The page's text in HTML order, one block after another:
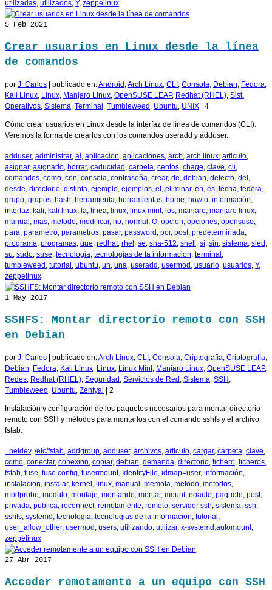
utilizadas, utilizados, Y, zeppelinux
5 Feb 2021
Crear usuarios en Linux desde la línea
de comandos
por J. Carlos publicado en:Android ,Arch Linux, CLI , Consola, Debian, Fedora,
Kali Linux, Linux, Manjaro Linux, OpenSUSE LEAP, Redhat (RHEL), Sist.
Operativos, Sistema, Terminal , Tumbleweed , Ubuntu, UNIX 4
Cómo crear usuarios en Linux desde la interfaz de línea de comandos (CLI).
Veremos la forma de crearlos con los comandos useradd y adduser.
adduser, administrar, al , aplicacion, aplicaciones, arch, arch linux, articulo,
asignar, asignarlo, borrar, caducidad , carpeta, centos, chage, clave, cli,
comandos, como, con, consola, contraseña, crear, de, debian, defecto, del ,
desde, directorio, distinta, ejemplo, ejemplos, el , eliminar, en, es, fecha, fedora,
grupo, grupos, hash, herramienta, herramientas, home, howto, información,
interfaz, kali, kali linux, la, linea, linux, linux mint, los, manjaro, manjaro linux,
manual , mas, metodo, modificar, no, normal , O, opcion, opciones, opensuse,
para, parametro, parametros, pasar, password , por, post, predeterminada,
programa, programas, que, redhat, rhel , se, sha-512, shell , si, sin, sistema, sled ,
su, sudo, suse, tecnologia, tecnologias de la informacion, terminal ,
tumbleweed , tutorial , ubuntu, un, una, useradd , usermod , usuario, usuarios, Y,
zeppelinux
1 May 2017
SSHFS: Montar directorio remoto con SSH
en Debian
por J. Carlos | publicado en:Arch Linux CLI Consola Criptografía Criptografía
Debian Fedora Kali Linux Linux Linux Mint, Manjaro Linux OpenSUSE LEAP,
Redes Redhat (RHEL) Seguridad Servicios de Red Sistema SSH
Tumbleweed Ubuntu Zentyal | 2
Instalación y configuración de los paquetes necesarios para montar directorio
remoto con SSH y métodos para montarlos con el comando sshfs y el archivo
fstab.
_netdev, /etc/fstab addgroup adduser, archivos articulo cargar, carpeta clave
como conectar, conexion copiar, debian demanda directorio fichero ficheros
fstab fuse fuse.config fusermount, IdentityFile idmap=user, información
instalacion instalar, kernel linux manual memota metodo metodos
modprobe modulo montaje montando montar, mount, noauto paquete post,
privada publica reconnect, remotamente remoto servidor ssh sistema ssh
sshfs systemd tecnologia tecnologias de la informacion tutorial
user_allow_other, usermod users utilizando utilizar, x-systemd.automount,
zeppelinux
27 Abr 2017
Acceder remotamente a un equipo con SSH